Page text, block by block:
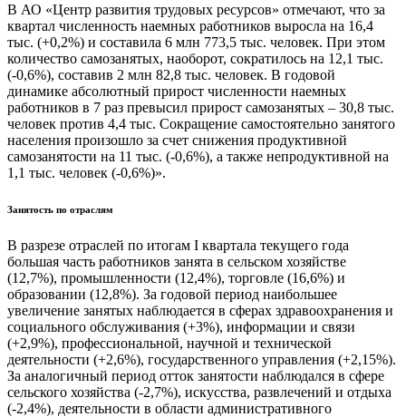
В АО «Центр развития трудовых ресурсов» отмечают, что за
квартал численность наемных работников выросла на 16,4
тыс. (+0,2%) и составила 6 млн 773,5 тыс. человек. При этом
количество самозанятых, наоборот, сократилось на 12,1 тыс.
(-0,6%), составив 2 млн 82,8 тыс. человек. В годовой
динамике абсолютный прирост численности наемных
работников в 7 раз превысил прирост самозанятых – 30,8 тыс.
человек против 4,4 тыс. Сокращение самостоятельно занятого
населения произошло за счет снижения продуктивной
самозанятости на 11 тыс. (-0,6%), а также непродуктивной на
1,1 тыс. человек (-0,6%)».
Занятость по отраслям
В разрезе отраслей по итогам I квартала текущего года
большая часть работников занята в сельском хозяйстве
(12,7%), промышленности (12,4%), торговле (16,6%) и
образовании (12,8%). За годовой период наибольшее
увеличение занятых наблюдается в сферах здравоохранения и
социального обслуживания (+3%), информации и связи
(+2,9%), профессиональной, научной и технической
деятельности (+2,6%), государственного управления (+2,15%).
За аналогичный период отток занятости наблюдался в сфере
сельского хозяйства (-2,7%), искусства, развлечений и отдыха
(-2,4%), деятельности в области административного